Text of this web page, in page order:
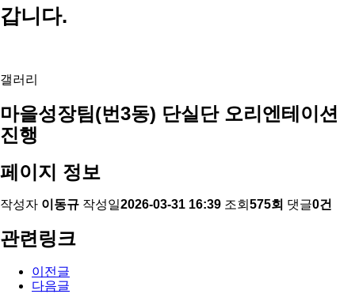
갑니다.
갤러리
마을성장팀(번3동) 단실단 오리엔테이션
진행
페이지 정보
작성자 이동규 작성일2026-03-31 16:39 조회 575회 댓글0건
관련링크
이전글
다음글